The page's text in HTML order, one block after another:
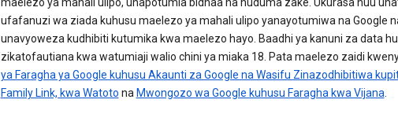
ufafanuzi wa ziada kuhusu maelezo ya mahali ulipo yanayotumiwa na Google
unavyoweza kudhibiti kutumika kwa maelezo hayo. Baadhi ya kanuni za data
zikatofautiana kwa watumiaji walio chini ya miaka 18. Pata maelezo zaidi
ya Faragha ya Google kuhusu Akaunti za Google na Wasifu Zinazodhibitiwa
Family Link, kwa Watoto na Mwongozo wa Google kuhusu Faragha kwa Vijana